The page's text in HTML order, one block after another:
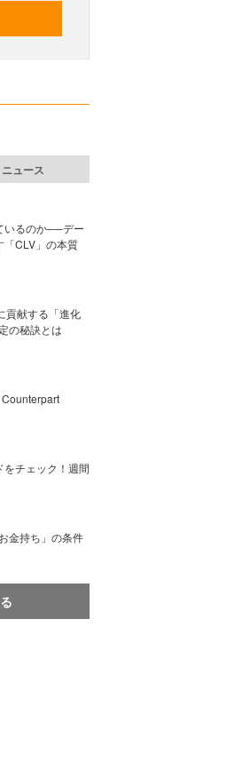
ニュース
いるのか──デー
「CLV」の本質
貢献する「進化
の秘訣とは
Counterpart
チェック！週間
金持ち」の条件